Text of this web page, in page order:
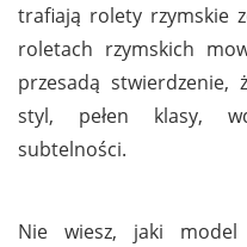
trafiają rolety rzymskie
roletach rzymskich
przesadą stwierdzenie,
styl, pełen klasy,
subtelności.
Nie wiesz, jaki model